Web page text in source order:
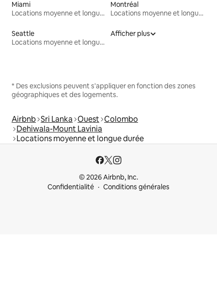
Miami
Locations moyenne et longue durée
Montréal
Locations moyenne et longue durée
Seattle
Locations moyenne et longue durée
Afficher plus
* Des exclusions peuvent s'appliquer en fonction des zones
géographiques et des logements.
Airbnb Sri Lanka Ouest Colombo
Dehiwala-Mount Lavinia
Locations moyenne et longue durée
© 2026 Airbnb, Inc.
Confidentialité
Conditions générales